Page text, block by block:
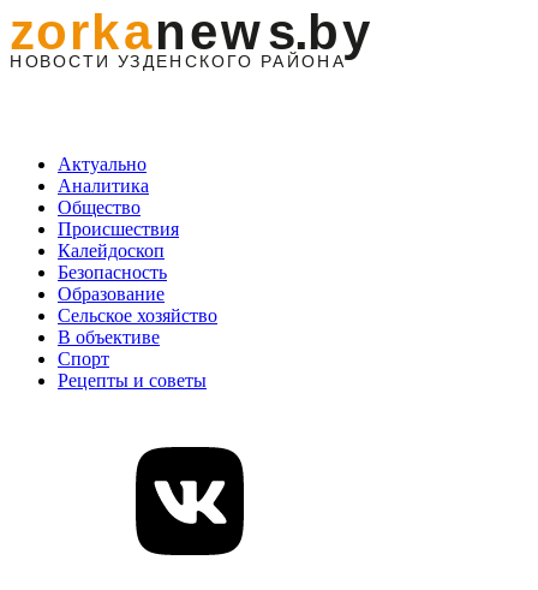
Актуально
Аналитика
Общество
Происшествия
Калейдоскоп
Безопасность
Образование
Сельское хозяйство
В объективе
Спорт
Рецепты и советы